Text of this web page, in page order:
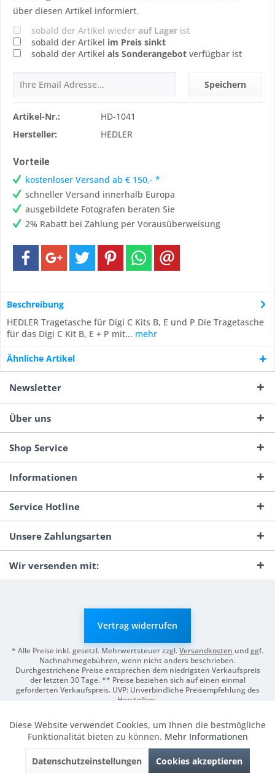
über diesen Artikel informiert.
sobald der Artikel wieder auf Lager ist
sobald der Artikel im Preis sinkt
sobald der Artikel als Sonderangebot verfügbar ist
Speichern
Artikel-Nr.:
HD-1041
Hersteller:
HEDLER
Vorteile
kostenloser Versand ab € 150,- *
schneller Versand innerhalb Europa
ausgebildete Fotografen beraten Sie
2% Rabatt bei Zahlung per Vorausüberweisung
Beschreibung
HEDLER Tragetasche für Digi C Kits B, E und P Die Tragetasche
für das Digi C Kit B, E + P mit... mehr
Ähnliche Artikel
Newsletter
Über uns
Shop Service
Informationen
Service Hotline
Unsere Zahlungsarten
Wir versenden mit:
Vertrag widerrufen
* Alle Preise inkl. gesetzl. Mehrwertsteuer zzgl.Versandkosten und ggf.
Nachnahmegebühren, wenn nicht anders beschrieben.
Durchgestrichene Preise entsprechen dem niedrigsten Verkaufspreis
der letzten 30 Tage. ** Preise beziehen sich auf einen einmal
geforderten Verkaufspreis. UVP: Unverbindliche Preisempfehlung des
Herstellers.
Funktionale Aktiv
Marketing Inaktiv
Diese Website verwendet Cookies, um Ihnen die bestmögliche
Funktionalität bieten zu können. Mehr Informationen
Datenschutzeinstellungen Cookies akzeptieren